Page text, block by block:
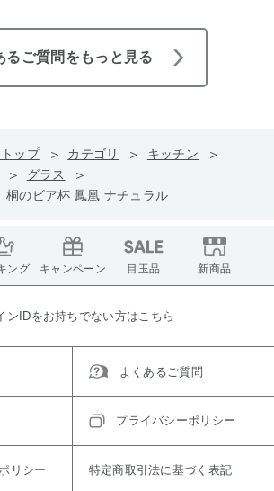
るご質問をもっと見る
ップ カテゴリ
キッチン
グラス
桐のビア杯 鳳凰 ナチュラル
ング キャンペーン 目玉品 新商品
ンIDをお持ちでない方はこちら
よくあるご質問
プライバシーポリシー
リシー 特定商取引法に基づく表記